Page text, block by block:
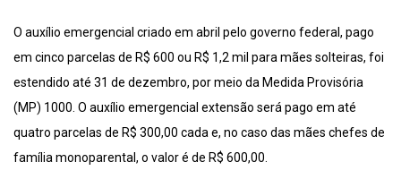
O auxílio emergencial criado em abril pelo governo federal, pago
em cinco parcelas de R$ 600 ou R$ 1,2 mil para mães solteiras, foi
estendido até 31 de dezembro, por meio da Medida Provisória
(MP) 1000. O auxílio emergencial extensão será pago em até
quatro parcelas de R$ 300,00 cada e, no caso das mães chefes de
família monoparental, o valor é de R$ 600,00.